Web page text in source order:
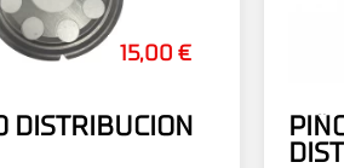
15,00 €
DISTRIBUCION